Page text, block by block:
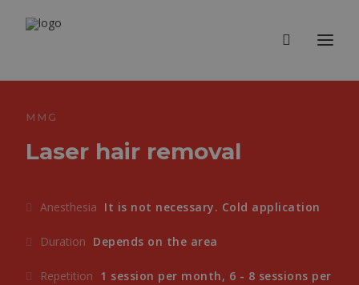
MMG
Laser hair removal
Anesthesia It is not necessary. Cold application
Duration Depends on the area
Repetition 1 session per month, 6 - 8 sessions per